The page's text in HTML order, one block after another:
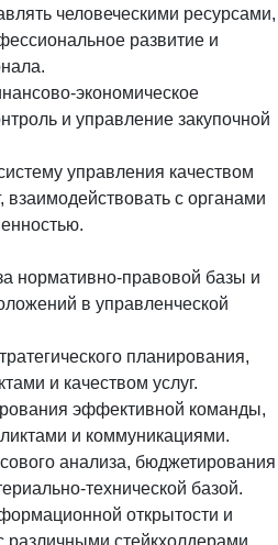
человеческими ресурсами,
развитие и
экономическое
и управление закупочной
управления качеством
взаимодействовать с органами
нормативно-правовой базы и
в управленческой
планирования,
и качеством услуг.
эффективной команды,
и коммуникациями.
анализа, бюджетирования
технической базой.
открытости и